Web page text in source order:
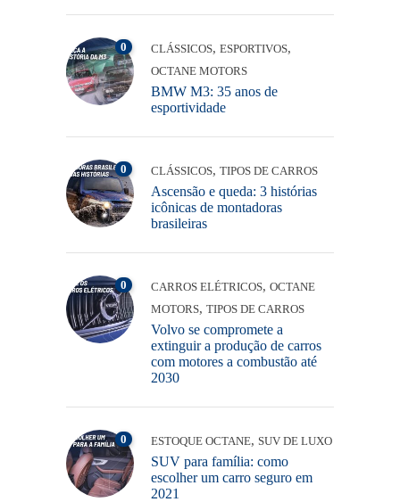
0 CLÁSSICOS, ESPORTIVOS,
OCTANE MOTORS
BMW M3: 35 anos de
esportividade
0 CLÁSSICOS, TIPOS DE CARROS
Ascensão e queda: 3 histórias
icônicas de montadoras
brasileiras
0 CARROS ELÉTRICOS, OCTANE
MOTORS, TIPOS DE CARROS
Volvo se compromete a
extinguir a produção de carros
com motores a combustão até
2030
0 ESTOQUE OCTANE, SUV DE LUXO
SUV para família: como
escolher um carro seguro em
2021